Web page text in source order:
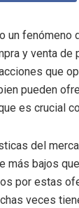
un
y venta
que
pueden
es crucial
del
más bajos
por estas
veces